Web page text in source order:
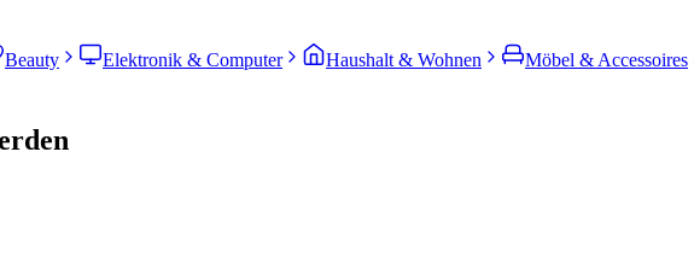
Beauty Elektronik & Computer Haushalt & Wohnen Möbel & Accessoires